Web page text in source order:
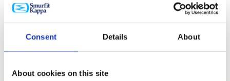
Consent Details About
About cookies on this site